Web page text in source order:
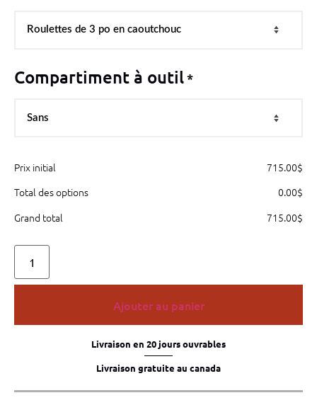
Compartiment à outil*
Prix initial 715.00$
Total des options
0.00$
Grand total
715.00$
Ajouter au panier
Livraison en 20 jours ouvrables
Livraison gratuite au canada